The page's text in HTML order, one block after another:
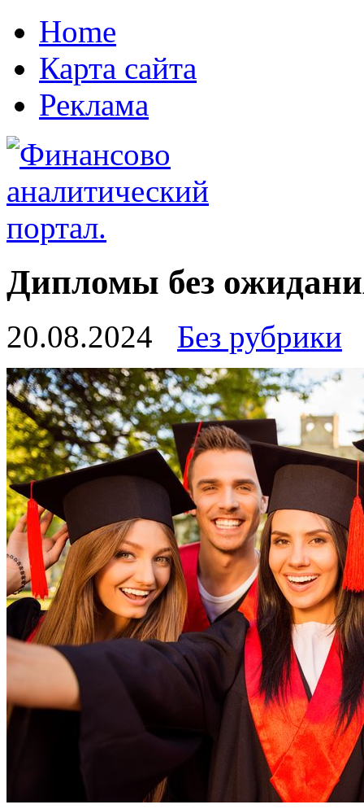
Home
Карта сайта
Реклама
Дипломы без
20.08.2024 Без рубрики